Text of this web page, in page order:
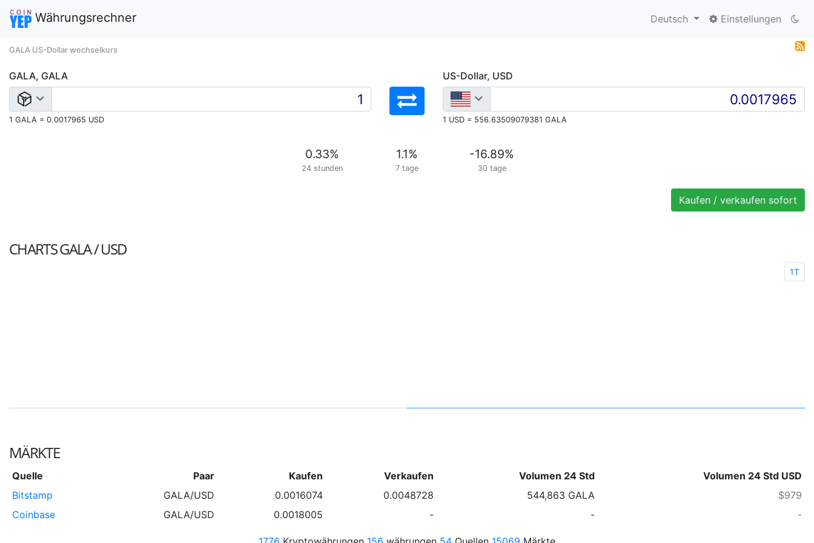
Währungsrechner Deutsch Einstellungen
GALA US-Dollar wechselkurs
GALA, GALA
1 GALA = 0.0017965 USD
US-Dollar, USD
1 USD = 556.63509079381 GALA
0.33%
24 stunden
1.1%
7 tage
-16.89%
30 tage
Kaufen / verkaufen sofort
CHARTSGALA / USD
1T
MÄRKTE
Quelle Paar Kaufen Verkaufen Volumen 24 Std
Volumen 24 Std USD
Bitstamp
GALA/USD 0.0016074 0.0048728 544,863 GALA
$979
Coinbase
GALA/USD 0.0018005 - - -